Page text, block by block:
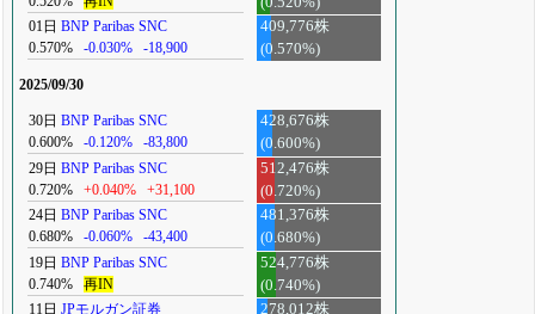
01日 BNP Paribas SNC
0.570%
-0.030% -18,900
409,776株
(0.570%)
2025/09/30
30日 BNP Paribas SNC
0.600%
-0.120% -83,800
428,676株
(0.600%)
29日 BNP Paribas SNC
0.720%
+0.040% +31,100
512,476株
(0.720%)
24日 BNP Paribas SNC
0.680%
-0.060% -43,400
481,376株
(0.680%)
19日 BNP Paribas SNC
0.740%
再IN
524,776株
(0.740%)
11日 JPモルガン証券
278,012株